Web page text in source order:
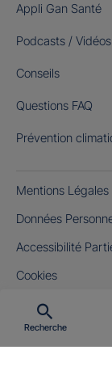
Recherche
Appli Gan Santé
Podcasts / Vidéos
Conseils
Questions FAQ
Prévention
Mentions Légales
Données
Accessibilité
Cookies
Gérer mes cookies